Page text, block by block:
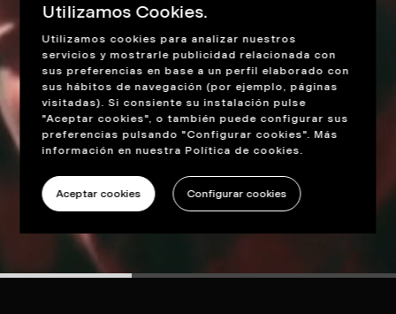
Utilizamos Cookies.
Utilizamos cookies para analizar nuestros
servicios y mostrarle publicidad relacionada con
sus preferencias en base a un perfil elaborado con
sus hábitos de navegación (por ejemplo, páginas
visitadas). Si consiente su instalación pulse
"Aceptar cookies", o también puede configurar sus
preferencias pulsando "Configurar cookies". Más
información en nuestraPolítica de cookies.
Aceptar cookies Configurar cookies